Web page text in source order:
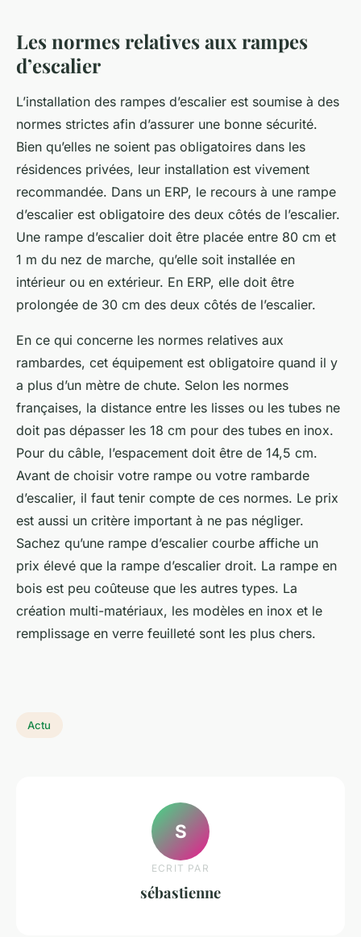
Les normes relatives aux rampes
d’escalier
L’installation des rampes d’escalier est soumise à des
normes strictes afin d’assurer une bonne sécurité.
Bien qu’elles ne soient pas obligatoires dans les
résidences privées, leur installation est vivement
recommandée. Dans un ERP, le recours à une rampe
d’escalier est obligatoire des deux côtés de l’escalier.
Une rampe d’escalier doit être placée entre 80 cm et
1 m du nez de marche, qu’elle soit installée en
intérieur ou en extérieur. En ERP, elle doit être
prolongée de 30 cm des deux côtés de l’escalier.
En ce qui concerne les normes relatives aux
rambardes, cet équipement est obligatoire quand il y
a plus d’un mètre de chute. Selon les normes
françaises, la distance entre les lisses ou les tubes ne
doit pas dépasser les 18 cm pour des tubes en inox.
Pour du câble, l’espacement doit être de 14,5 cm.
Avant de choisir votre rampe ou votre rambarde
d’escalier, il faut tenir compte de ces normes. Le prix
est aussi un critère important à ne pas négliger.
Sachez qu’une rampe d’escalier courbe affiche un
prix élevé que la rampe d’escalier droit. La rampe en
bois est peu coûteuse que les autres types. La
création multi-matériaux, les modèles en inox et le
remplissage en verre feuilleté sont les plus chers.
Actu
S
ECRIT PAR
sébastienne